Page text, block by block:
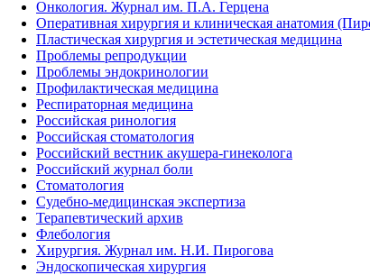
Онкология. Журнал им. П.А. Герцена
Оперативная хирургия и клиническая анатомия
Пластическая хирургия и эстетическая медицина
Проблемы репродукции
Проблемы эндокринологии
Профилактическая медицина
Респираторная медицина
Российская ринология
Российская стоматология
Российский вестник акушера-гинеколога
Российский журнал боли
Стоматология
Судебно-медицинская экспертиза
Терапевтический архив
Флебология
Хирургия. Журнал им. Н.И. Пирогова
Эндоскопическая хирургия